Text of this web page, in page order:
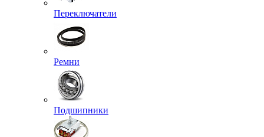
Переключатели
Ремни
Подшипники